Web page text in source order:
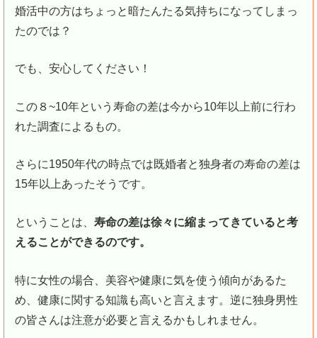
婚活中の方はちょっと暗たんたる気持ちになってしまっ
たのでは？
でも、安心してください！
この８~10年という寿命の差は今から10年以上前に行わ
れた調査によるもの。
さらに1950年代の時点では既婚者と独身者の寿命の差は
15年以上あったそうです。
ということは、 寿命の差は徐々に縮まってきていると考
えることができるのです。
特に女性の場合、美容や健康に気を使う傾向があるた
め、健康に関する知識も高いと言えます。逆に独身男性
の皆さんは注意が必要と言えるかもしれません。